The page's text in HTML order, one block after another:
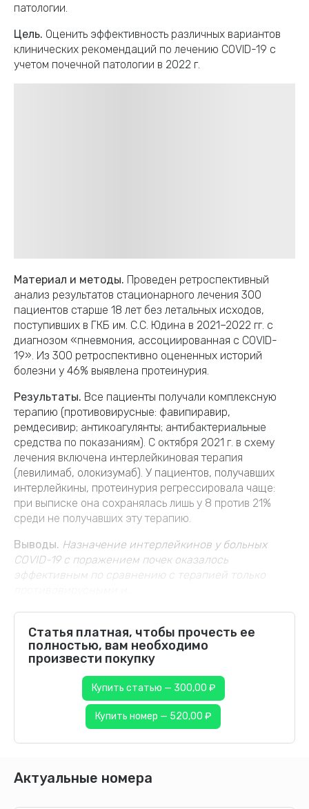
патологии.
Цель. Оценить эффективность различных вариантов
клинических рекомендаций по лечению COVID-19 с
учетом почечной патологии в 2022 г.
Материал и методы. Проведен ретроспективный
анализ результатов стационарного лечения 300
пациентов старше 18 лет без летальных исходов,
поступивших в ГКБ им. С.С. Юдина в 2021–2022 гг. с
диагнозом «пневмония, ассоциированная с COVID-
19». Из 300 ретроспективно оцененных историй
болезни у 46% выявлена протеинурия.
Результаты. Все пациенты получали комплексную
терапию (противовирусные: фавипиравир,
ремдесивир; антикоагулянты; антибактериальные
средства по показаниям). С октября 2021 г. в схему
лечения включена интерлейкиновая терапия
(левилимаб, олокизумаб). У пациентов, получавших
интерлейкины, протеинурия регрессировала чаще:
при выписке она сохранялась лишь у 8 против 21%
среди не получавших эту терапию.
Выводы. Назначение интерлейкинов у больных
COVID-19 с поражением почек оказалось
эффективным по сравнению с терапией только
Статья платная, чтобы прочесть ее
полностью, вам необходимо
произвести покупку
Купить статью — 300,00 ₽
Купить номер — 520,00 ₽
Актуальные номера